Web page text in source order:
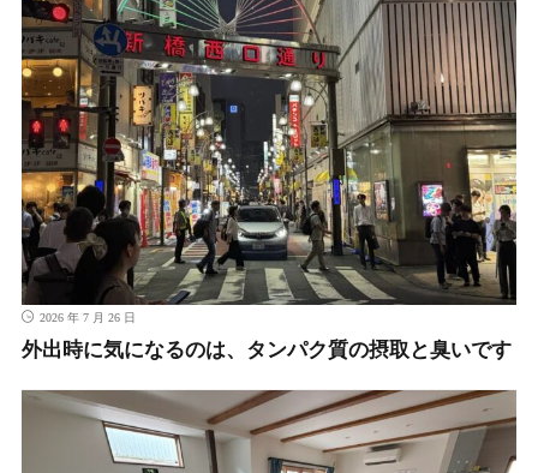
2026 年 7 月 26 日
外出時に気になるのは、タンパク質の摂取と臭いです